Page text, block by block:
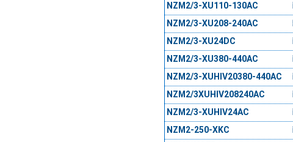
NZM2/3-XU110-130AC
NZM2/3-XU208-240AC
NZM2/3-XU24DC
NZM2/3-XU380-440AC
NZM2/3-XUHIV20380-440AC
NZM2/3XUHIV208240AC
NZM2/3-XUHIV24AC
NZM2-250-XKC